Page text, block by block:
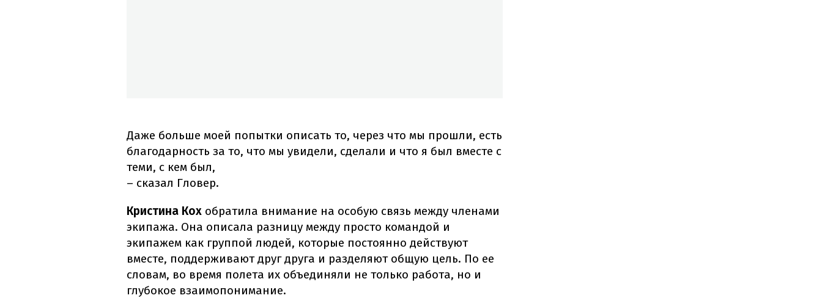
Даже больше моей попытки описать то, через что мы прошли, есть
благодарность за то, что мы увидели, сделали и что я был вместе с
теми, с кем был,
– сказал Гловер.
Кристина Кох обратила внимание на особую связь между членами
экипажа. Она описала разницу между просто командой и
экипажем как группой людей, которые постоянно действуют
вместе, поддерживают друг друга и разделяют общую цель. По ее
словам, во время полета их объединяли не только работа, но и
глубокое взаимопонимание.